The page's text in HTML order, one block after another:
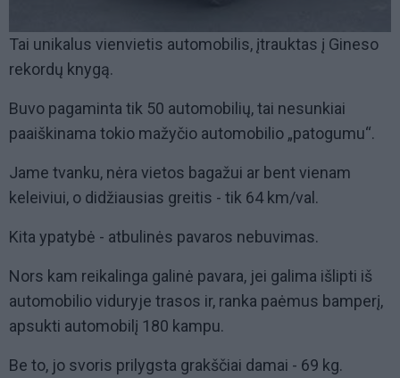
Tai unikalus vienvietis automobilis, įtrauktas į Gineso
rekordų knygą.
Buvo pagaminta tik 50 automobilių, tai nesunkiai
paaiškinama tokio mažyčio automobilio „patogumu“.
Jame tvanku, nėra vietos bagažui ar bent vienam
keleiviui, o didžiausias greitis - tik 64 km/val.
Kita ypatybė - atbulinės pavaros nebuvimas.
Nors kam reikalinga galinė pavara, jei galima išlipti iš
automobilio viduryje trasos ir, ranka paėmus bamperį,
apsukti automobilį 180 kampu.
Be to, jo svoris prilygsta grakščiai damai - 69 kg.